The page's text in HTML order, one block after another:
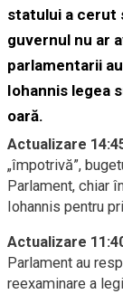
statului a cerut
guvernul nu ar
parlamentarii
Iohannis legea
oară.
Actualizare
„împotrivă”,
Parlament, chiar
Iohannis pentru
Actualizare
Parlament au
reexaminare a